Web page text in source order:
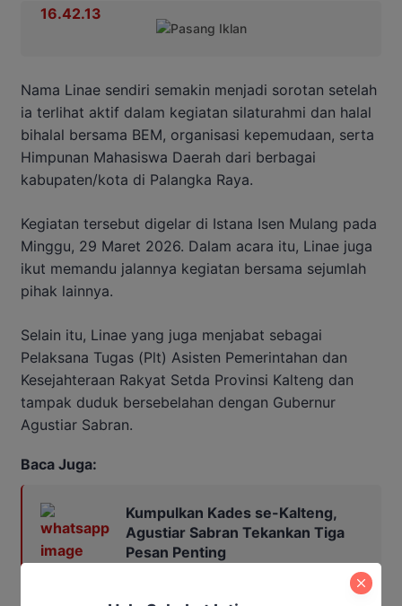
Nama Linae sendiri semakin menjadi sorotan setelah
ia terlihat aktif dalam kegiatan silaturahmi dan halal
bihalal bersama BEM, organisasi kepemudaan, serta
Himpunan Mahasiswa Daerah dari berbagai
kabupaten/kota di Palangka Raya.
Kegiatan tersebut digelar di Istana Isen Mulang pada
Minggu, 29 Maret 2026. Dalam acara itu, Linae juga
ikut memandu jalannya kegiatan bersama sejumlah
pihak lainnya.
Selain itu, Linae yang juga menjabat sebagai
Pelaksana Tugas (Plt) Asisten Pemerintahan dan
Kesejahteraan Rakyat Setda Provinsi Kalteng dan
tampak duduk bersebelahan dengan Gubernur
Agustiar Sabran.
Baca Juga:
Kumpulkan Kades se-Kalteng,
Agustiar Sabran Tekankan Tiga
Pesan Penting